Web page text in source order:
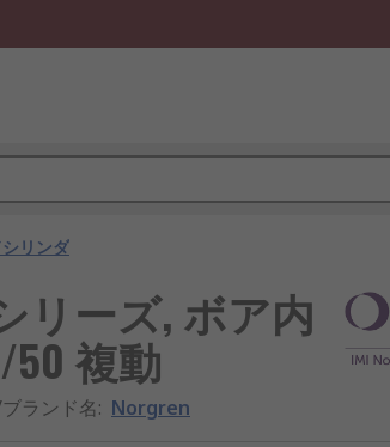
リンダ
リーズ, ボア内
50 複動
ランド名: Norgren